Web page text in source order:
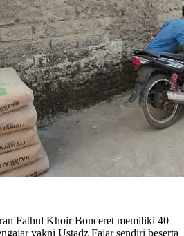
Fathul Khoir Bonceret memiliki 40
yakni Ustadz Fajar sendiri beserta